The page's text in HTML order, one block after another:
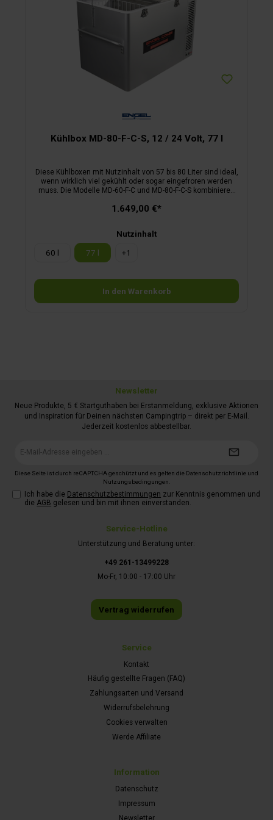
Kühlbox MD-80-F-C-S, 12 / 24 Volt, 77 l
Diese Kühlboxen mit Nutzinhalt von 57 bis 80 Liter sind ideal,
wenn wirklich viel gekühlt oder sogar eingefroren werden
muss. Die Modelle MD-60-F-C und MD-80-F-C-S kombinieren
kompakter Deckel schützt das Tiefkühlfach zusätzlich. Die
Die mit 12 oder 24 Volt betriebenen Boxen stehen in punkto
Technik, Verbrauch und Verarbeitung den kleineren Modellen
von Engel in nichts nach: Alle Geräte haben ein
Stahlgehäuse, sind mit besonders langlebigen und leise
Einsatzkörbe sind herausnehmbar und die Boxen haben eine
glatte Innenwand zur leichten Reinigung.
1.649,00 €*
Nutzinhalt
60 l
77 l +1
In den Warenkorb
Service-Hotline
Unterstützung und Beratung unter:
+49 261-13499228
Mo-Fr, 10:00 - 17:00 Uhr
Vertrag widerrufen
Service
Kontakt
Häufig gestellte Fragen (FAQ)
Zahlungsarten und Versand
Widerrufsbelehrung
Cookies verwalten
Werde Affiliate
Information
Datenschutz
Impressum
Newsletter
Newsletter
Neue Produkte, 5 € Startguthaben bei Erstanmeldung, exklusive Aktionen
und Inspiration für Deinen nächsten Campingtrip – direkt per E-Mail.
Jederzeit kostenlos abbestellbar.
Diese Seite ist durch reCAPTCHA geschützt und es gelten die Datenschutzrichtlinie und
Nutzungsbedingungen
Ich habe die Datenschutzbestimmungen zur Kenntnis genommen und
die AGB gelesen und bin mit ihnen einverstanden.